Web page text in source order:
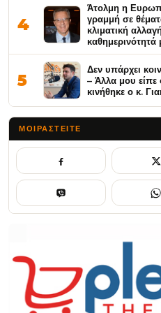
4
Άτολμη η
γραμμή σε
κλιματική
καθημερινότητά
5
Δεν υπάρχει
– Άλλα μου είπε
κινήθηκε ο κ.
ΜΟΙΡΑΣΤΕΊΤΕ